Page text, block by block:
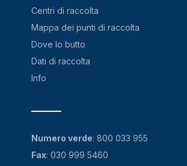
Centri di raccolta
Mappa dei punti di raccolta
Dove lo butto
Dati di raccolta
Info
Numero verde: 800 033 955
Fax: 030 999 5460